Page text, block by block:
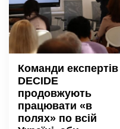
Команди експертів
DECIDE
продовжують
працювати «в
полях» по всій